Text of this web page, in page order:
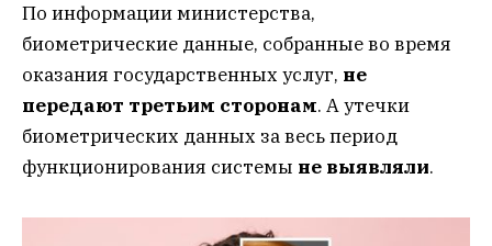
По информации министерства,
биометрические данные, собранные во время
оказания государственных услуг, не
передают третьим сторонам. А утечки
биометрических данных за весь период
функционирования системы не выявляли.